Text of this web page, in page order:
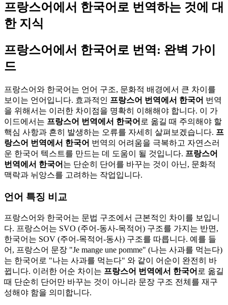
프랑스어에서 한국어로 번역하는 것에 대
한 지식
프랑스어에서 한국어로 번역: 완벽 가이
드
프랑스어와 한국어는 언어 구조, 문화적 배경에서 큰 차이를
보이는 언어입니다. 효과적인 프랑스어 번역에서 한국어 번역
을 위해서는 이러한 차이점을 명확히 이해해야 합니다. 이 가
이드에서는 프랑스어 번역에서 한국어 로 옮길 때 주의해야 할
핵심 사항과 흔히 발생하는 오류를 자세히 살펴보겠습니다. 프
랑스어 번역에서 한국어 번역의 어려움을 극복하고 자연스러
운 한국어 텍스트를 만드는 데 도움이 될 것입니다. 프랑스어
번역에서 한국어 는 단순히 단어를 바꾸는 것이 아닌, 문화적
맥락과 뉘앙스를 고려하는 작업입니다.
언어 특징 비교
프랑스어와 한국어는 문법 구조에서 근본적인 차이를 보입니
다. 프랑스어는 SVO (주어-동사-목적어) 구조를 가지는 반면,
한국어는 SOV (주어-목적어-동사) 구조를 따릅니다. 예를 들
어, 프랑스어 문장 "Je mange une pomme" (나는 사과를 먹는다)
는 한국어로 "나는 사과를 먹는다" 와 같이 어순이 완전히 바
뀝니다. 이러한 어순 차이는 프랑스어 번역에서 한국어 로 옮길
때 단순히 단어만 바꾸는 것이 아니라 문장 구조 전체를 재구
성해야 함을 의미합니다.